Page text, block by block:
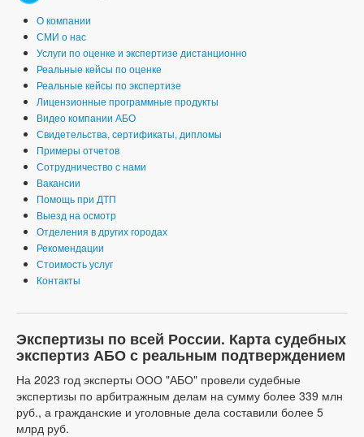
О компании
СМИ о нас
Услуги по оценке и экспертизе дистанционно
Реальные кейсы по оценке
Реальные кейсы по экспертизе
Лицензионные программные продукты
Видео компании АБО
Свидетельства, сертификаты, дипломы
Примеры отчетов
Сотрудничество с нами
Вакансии
Помощь при ДТП
Выезд на осмотр
Отделения в других городах
Рекомендации
Стоимость услуг
Контакты
Экспертизы по всей России. Карта судебных
экспертиз АБО с реальным подтверждением
На 2023 год эксперты ООО "АБО" провели судебные
экспертизы по арбитражным делам на сумму более 339 млн
руб., а гражданские и уголовные дела составили более 5
млрд руб.